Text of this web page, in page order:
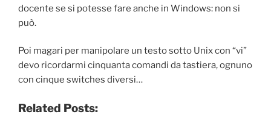
docente se si potesse fare anche in Windows: non si
può.
Poi magari per manipolare un testo sotto Unix con “vi”
devo ricordarmi cinquanta comandi da tastiera, ognuno
con cinque switches diversi…
Related Posts: